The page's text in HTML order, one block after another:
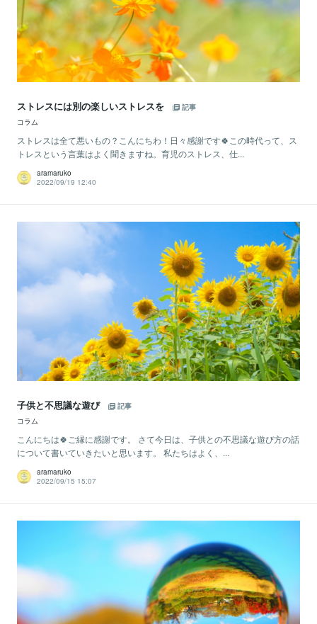
ストレスには別の楽しいストレスを
記事
コラム
ストレスは全て悪いもの？こんにちわ！日々感謝です🍀この時代って、ス
トレスという言葉はよく聞きますね。育児のストレス、仕...
aramaruko
2022/09/19 12:40
子供と不思議な遊び
記事
コラム
こんにちは🍀ご縁に感謝です。 さて今日は、子供との不思議な遊び方の話
について書いていきたいと思います。 私たちはよく、...
aramaruko
2022/09/15 15:07